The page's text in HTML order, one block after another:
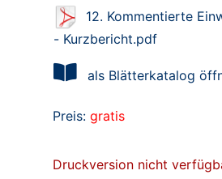
12. Kommentierte
- Kurzbericht.pdf
als Blätterkatalog
Preis: gratis
Druckversion nicht